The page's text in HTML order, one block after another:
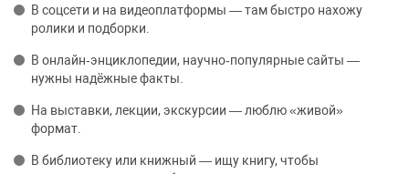
В соцсети и на видеоплатформы — там быстро нахожу
ролики и подборки.
В онлайн‑энциклопедии, научно‑популярные сайты —
нужны надёжные факты.
На выставки, лекции, экскурсии — люблю «живой»
формат.
В библиотеку или книжный — ищу книгу, чтобы